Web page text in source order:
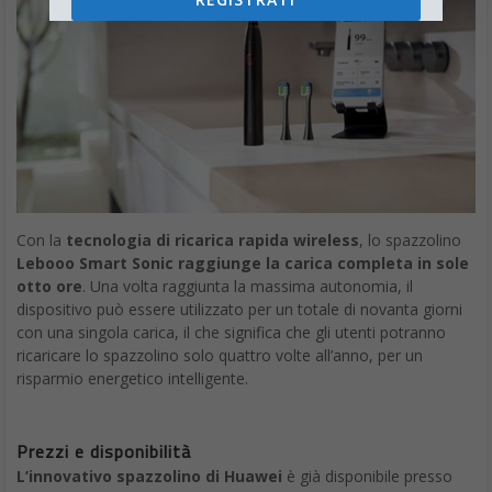
Con la tecnologia di ricarica rapida wireless, lo spazzolino
Lebooo Smart Sonic raggiunge la carica completa in sole
otto ore. Una volta raggiunta la massima autonomia, il
dispositivo può essere utilizzato per un totale di novanta giorni
con una singola carica, il che significa che gli utenti potranno
ricaricare lo spazzolino solo quattro volte all’anno, per un
risparmio energetico intelligente.
Prezzi e disponibilità
L’innovativo spazzolino di Huawei è già disponibile presso